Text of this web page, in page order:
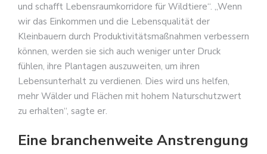
und schafft Lebensraumkorridore für Wildtiere“. „Wenn
wir das Einkommen und die Lebensqualität der
Kleinbauern durch Produktivitätsmaßnahmen verbessern
können, werden sie sich auch weniger unter Druck
fühlen, ihre Plantagen auszuweiten, um ihren
Lebensunterhalt zu verdienen. Dies wird uns helfen,
mehr Wälder und Flächen mit hohem Naturschutzwert
zu erhalten“, sagte er.
Eine branchenweite Anstrengung